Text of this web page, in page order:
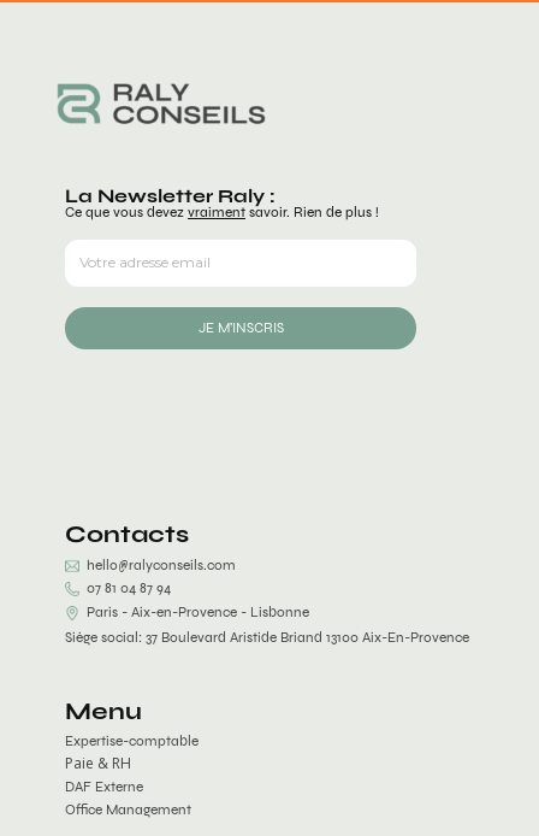
La Newsletter Raly :
Ce que vous devez vraiment savoir. Rien de plus !
JE M'INSCRIS
Contacts
hello@ralyconseils.com
07 81 04 87 94
Paris - Aix-en-Provence - Lisbonne
Siège social: 37 Boulevard Aristide Briand 13100 Aix-En-Provence
Menu
Expertise-comptable
DAF Externe
Office Management
Paie & RH